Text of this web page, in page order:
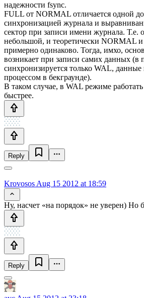
надежности fsync.
FULL от NORMAL отличается одной
синхронизацией журнала и
сектор при записи имени журнала. Т.е.
небольшой, и теоретически NORMAL
примерно одинаково. Тогда, имхо,
возникает при записи самих данных (в
синхронизируется только WAL,
процессом в бекграунде).
В таком случае, в WAL режиме
быстрее.
Reply
Krovosos Aug 15 2012 at 18:59
Ну, насчет «на порядок» не уверен) Но
Reply